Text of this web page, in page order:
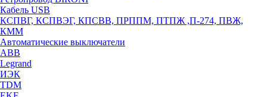
Кабель USB
КСПВГ, КСПВЭГ, КПСВВ, ПРППМ, ПТПЖ ,П-274, ПВЖ,
КММ
Автоматические выключатели
ABB
Legrand
ИЭК
TDM